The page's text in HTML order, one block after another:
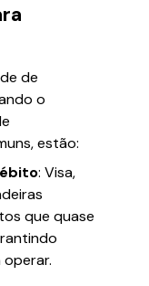
de
o
estão:
: Visa,
que quase